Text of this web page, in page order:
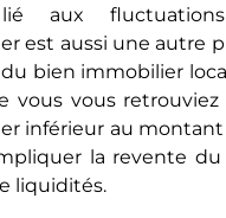
aux
est aussi une autre
du bien immobilier
vous vous retrouviez
inférieur au
la revente
liquidités.